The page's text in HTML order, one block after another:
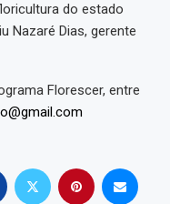
do estado
Nazaré Dias, gerente
Florescer, entre